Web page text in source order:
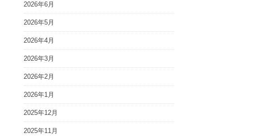
2026年6月
2026年5月
2026年4月
2026年3月
2026年2月
2026年1月
2025年12月
2025年11月